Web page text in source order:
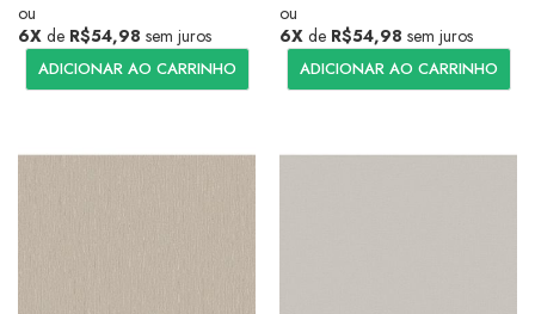
ou
6X de R$54,98 sem juros
ADICIONAR AO CARRINHO
ou
6X de R$54,98 sem juros
ADICIONAR AO CARRINHO